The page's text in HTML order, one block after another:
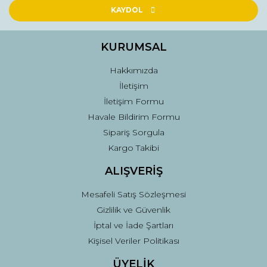
Ürün açıklamasında eksik bilgiler bulunuyor.
Ürün fiyatı diğer sitelerden daha pahalı.
Gönder
KAYDOL
KURUMSAL
Hakkımızda
İletişim
İletişim Formu
Havale Bildirim Formu
Sipariş Sorgula
Kargo Takibi
ALIŞVERİŞ
Mesafeli Satış Sözleşmesi
Gizlilik ve Güvenlik
İptal ve İade Şartları
Kişisel Veriler Politikası
ÜYELİK